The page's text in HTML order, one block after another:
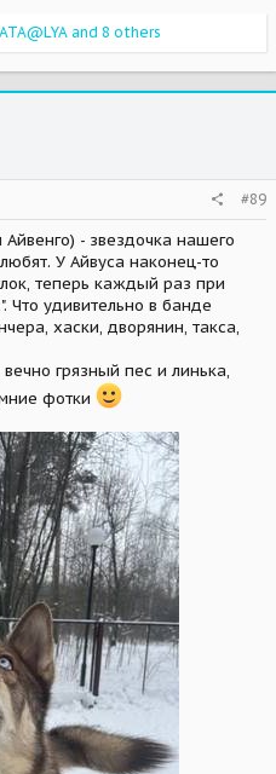
and 8 others
#89
- звездочка нашего
У Айвуса наконец-то
теперь каждый раз при
Что удивительно в банде
хаски, дворянин, такса,
грязный пес и линька,
фотки